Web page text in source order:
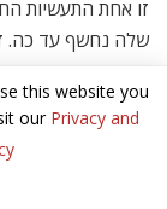
זו אחת התעשיות
שלה נחשף עד כה.
יותר ויותר
היי-טק מנוסים
הנוסחה שתמיד
המודל בנוי על
this website you
our Privacy and